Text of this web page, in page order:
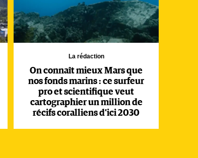
La rédaction
On connaît mieux Mars que
nos fonds marins : ce surfeur
pro et scientifique veut
cartographier un million de
récifs coralliens d’ici 2030